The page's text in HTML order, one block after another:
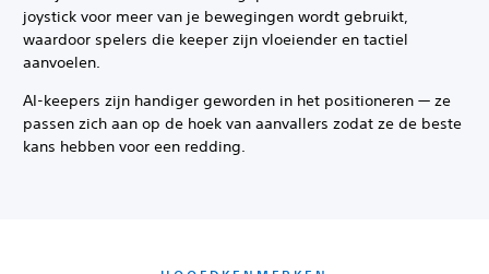
joystick voor meer van je bewegingen wordt gebruikt,
waardoor spelers die keeper zijn vloeiender en tactiel
aanvoelen.
AI-keepers zijn handiger geworden in het positioneren — ze
passen zich aan op de hoek van aanvallers zodat ze de beste
kans hebben voor een redding.